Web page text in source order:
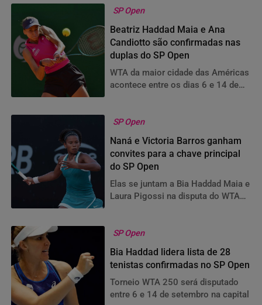
SP Open
Beatriz Haddad Maia e Ana
Candiotto são confirmadas nas
duplas do SP Open
WTA da maior cidade das Américas
acontece entre os dias 6 e 14 de
SP Open
Naná e Victoria Barros ganham
convites para a chave principal
do SP Open
Elas se juntam a Bia Haddad Maia e
Laura Pigossi na disputa do WTA
SP Open
Bia Haddad lidera lista de 28
tenistas confirmadas no SP Open
Torneio WTA 250 será disputado
entre 6 e 14 de setembro na capital